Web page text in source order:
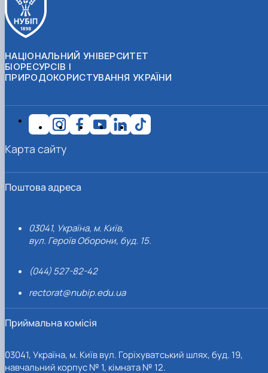
НАЦІОНАЛЬНИЙ УНІВЕРСИТЕТ
БІОРЕСУРСІВ І
ПРИРОДОКОРИСТУВАННЯ УКРАЇНИ
Поштова адреса
03041, Україна, м. Київ,
вул. Героїв Оборони, буд. 15.
(044) 527-82-42
rectorat@nubip.edu.ua
Приймальна комісія
03041, Україна, м. Київ вул. Горіхуватський шлях, буд. 19,
навчальний корпус № 1, кімната № 12.
Карта сайту